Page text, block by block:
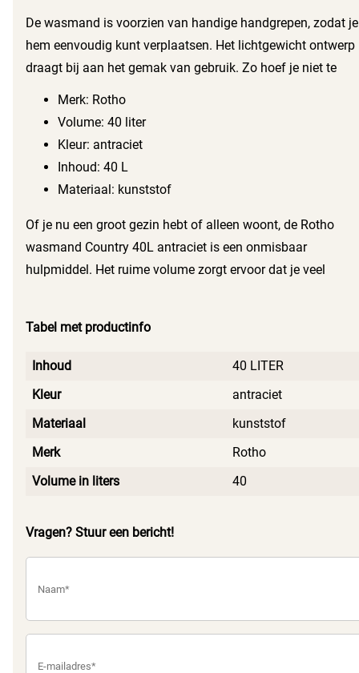
De wasmand is voorzien van handige handgrepen, zodat je
hem eenvoudig kunt verplaatsen. Het lichtgewicht ontwerp
draagt bij aan het gemak van gebruik. Zo hoef je niet te
Merk: Rotho
Volume: 40 liter
Kleur: antraciet
Inhoud: 40 L
Materiaal: kunststof
Of je nu een groot gezin hebt of alleen woont, de Rotho
wasmand Country 40L antraciet is een onmisbaar
hulpmiddel. Het ruime volume zorgt ervoor dat je veel
Tabel met productinfo
Inhoud
40 LITER
Kleur
antraciet
Materiaal
kunststof
Merk
Rotho
Volume in liters
40
Vragen? Stuur een bericht!